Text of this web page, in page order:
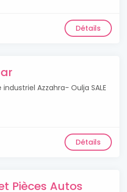
Détails
Azzahra- Oulja SALE
Détails
Pièces Autos